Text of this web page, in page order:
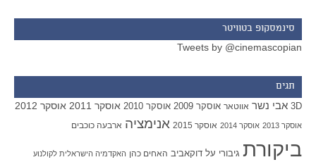
סינמסקופ בטוויטר
Tweets by @cinemascopian
תגים
3D אבי נשר אווטאר אוסקר 2009 אוסקר 2010 אוסקר 2011 אוסקר 2012
אוסקר 2013 אוסקר 2014 אוסקר 2015 אנימציה ארבעה כוכבים
ביקורת גיבורי על דוקאביב האחים כהן האקדמיה הישראלית לקולנוע